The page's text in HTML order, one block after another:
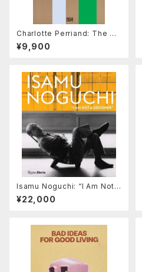
Charlotte Perriand: The Art
of Dwelling
¥9,900
Isamu Noguchi: “I Am Not a
Designer”
¥22,000